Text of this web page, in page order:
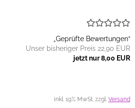
„Geprüfte Bewertungen“
Unser bisheriger Preis 22,90 EUR
jetzt nur 8,00 EUR
inkl. 19% MwSt. zzgl. Versand